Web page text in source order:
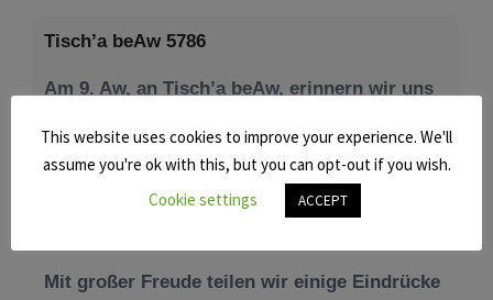
Tisch’a beAw 5786
Am 9. Aw, an Tisch’a beAw, erinnern wir uns
[weiterlesen]
Tu be’Aw – das jüdische Fest der Liebe, der
Mit großer Freude teilen wir einige Eindrücke
This website uses cookies to improve your experience. We'll
assume you're ok with this, but you can opt-out if you wish.
Cookie settings
ACCEPT